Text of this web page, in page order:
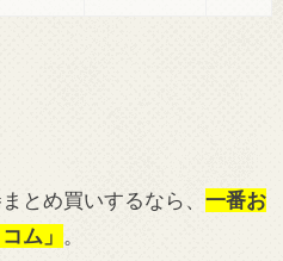
とめ買いするなら、 一番お
ム」 。